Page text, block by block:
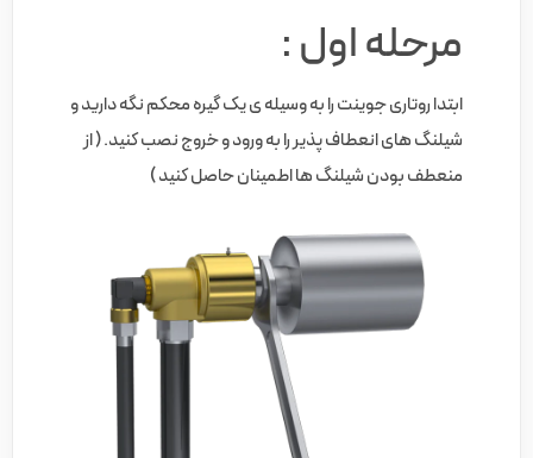
مرحله اول :
ابتدا روتاری جوینت را به وسیله ی یک گیره محکم نگه دارید و
شیلنگ های انعطاف پذیر را به ورود و خروج نصب کنید. ( از
منعطف بودن شیلنگ ها اطمینان حاصل کنید )